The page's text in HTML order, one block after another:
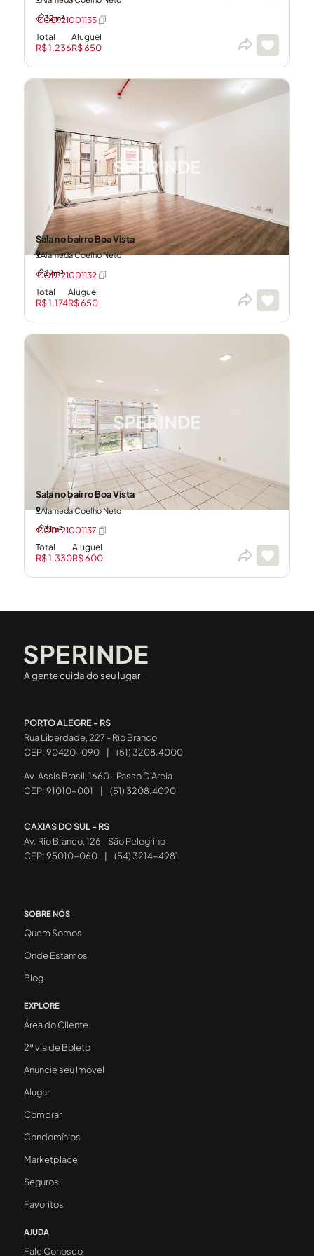
32m²
Total
R$ 1.236
Aluguel
R$ 650
CÓD: 21001135
Sala no bairro Boa Vista
Alameda Coelho Neto
27m²
Total
R$ 1.174
Aluguel
R$ 650
CÓD: 21001132
Sala no bairro Boa Vista
Alameda Coelho Neto
31m²
Total
R$ 1.330
Aluguel
R$ 600
CÓD: 21001137
A gente cuida do seu lugar
PORTO ALEGRE - RS
Rua Liberdade, 227 - Rio Branco
CEP: 90420-090
(51) 3208.4000
Av. Assis Brasil, 1660 - Passo D’Areia
CEP: 91010-001
(51) 3208.4090
CAXIAS DO SUL - RS
Av. Rio Branco, 126 - São Pelegrino
CEP: 95010-060
(54) 3214-4981
SOBRE NÓS
Quem Somos
Onde Estamos
Blog
EXPLORE
Área do Cliente
2ª via de Boleto
Anuncie seu Imóvel
Alugar
Comprar
Condomínios
Marketplace
Seguros
Favoritos
AJUDA
Fale Conosco